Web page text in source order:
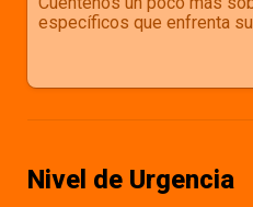
Nivel de Urgencia